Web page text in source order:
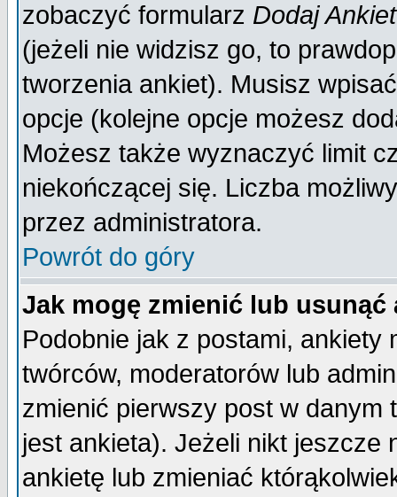
zobaczyć formularz Dodaj
(jeżeli nie widzisz go, to
tworzenia ankiet). Musisz
opcje (kolejne opcje możesz
Możesz także wyznaczyć limit
niekończącej się. Liczba
przez administratora.
Powrót do góry
Jak mogę zmienić lub usunąć
Podobnie jak z postami,
twórców, moderatorów lub
zmienić pierwszy post w
jest ankieta). Jeżeli nikt jeszcze
ankietę lub zmieniać